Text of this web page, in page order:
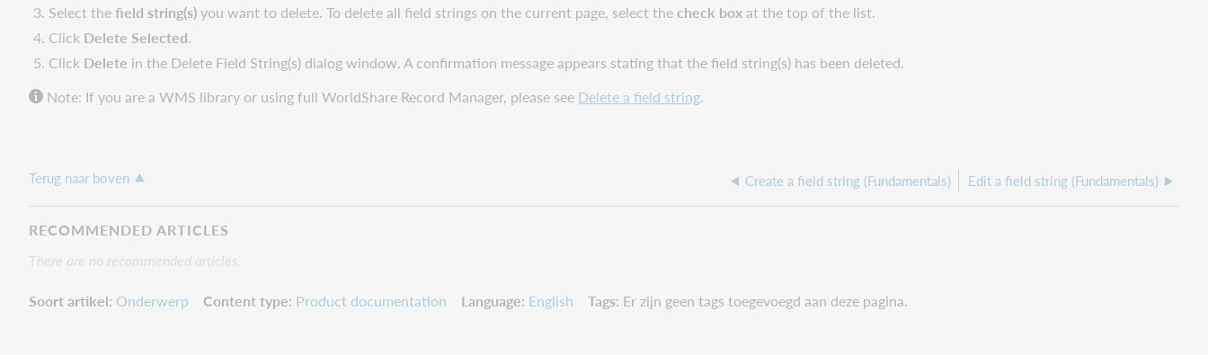
Select thefield string(s)you want to delete. To delete all field strings on the current page, select thecheck boxat the top of the list.
Click Delete Selected.
Click Delete in the Delete Field String(s) dialog window. A confirmation message appears stating that the field string(s) has been deleted.
Note: If you are a WMS library or using full WorldShare Record Manager, please see Delete a field string.
Terug naar boven Create a field string (Fundamentals) Edit a field string (Fundamentals)
RECOMMENDED ARTICLES
There are no recommended articles.
Soort artikel Onderwerp Content type Product documentation Language English Tags Er zijn geen tags toegevoegd aan deze pagina.